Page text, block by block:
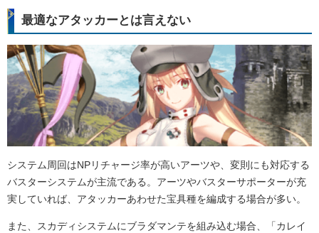
最適なアタッカーとは言えない
システム周回はNPリチャージ率が高いアーツや、変則にも対応する
バスターシステムが主流である。アーツやバスターサポーターが充
実していれば、アタッカーあわせた宝具種を編成する場合が多い。
また、スカディシステムにブラダマンテを組み込む場合、「カレイ